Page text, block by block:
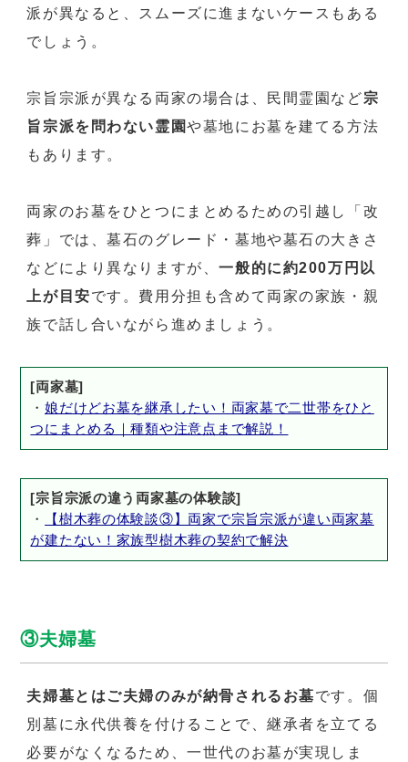
派が異なると、スムーズに進まないケースもある
でしょう。
宗旨宗派が異なる両家の場合は、民間霊園など宗
旨宗派を問わない霊園や墓地にお墓を建てる方法
もあります。
両家のお墓をひとつにまとめるための引越し「改
葬」では、墓石のグレード・墓地や墓石の大きさ
などにより異なりますが、一般的に約200万円以
上が目安です。費用分担も含めて両家の家族・親
族で話し合いながら進めましょう。
[両家墓]
・娘だけどお墓を継承したい！両家墓で二世帯をひと
つにまとめる｜種類や注意点まで解説！
[宗旨宗派の違う両家墓の体験談]
・
【樹木葬の体験談③】両家で宗旨宗派が違い両家墓
が建たない！家族型樹木葬の契約で解決
③夫婦墓
夫婦墓とはご夫婦のみが納骨されるお墓です。個
別墓に永代供養を付けることで、継承者を立てる
必要がなくなるため、一世代のお墓が実現しま